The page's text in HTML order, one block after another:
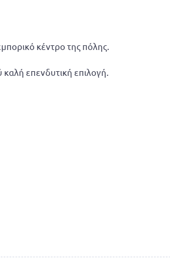
κέντρο της πόλης.
επενδυτική επιλογή.